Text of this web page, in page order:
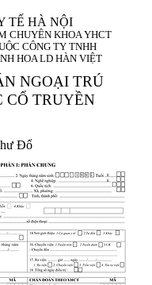
TẾ HÀ NỘI
CHUYÊN KHOA YHCT
CÔNG TY TNHH
HOA LD HÀN VIỆT
NGOẠI TRÚ
CỔ TRUYỀN
Đổ
1 9 9 5
8
8